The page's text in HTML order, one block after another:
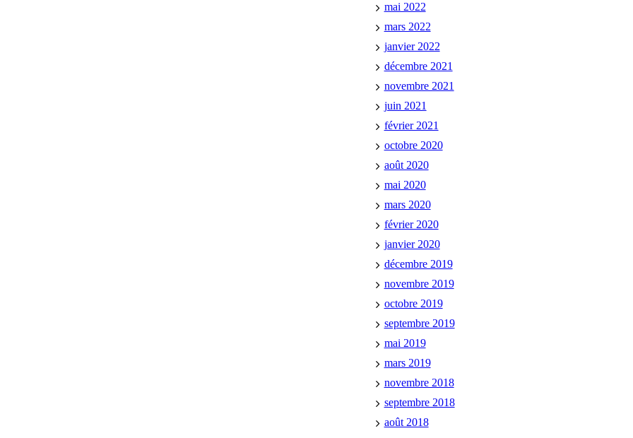
mai 2022
mars 2022
janvier 2022
décembre 2021
novembre 2021
juin 2021
février 2021
octobre 2020
août 2020
mai 2020
mars 2020
février 2020
janvier 2020
décembre 2019
novembre 2019
octobre 2019
septembre 2019
mai 2019
mars 2019
novembre 2018
septembre 2018
août 2018